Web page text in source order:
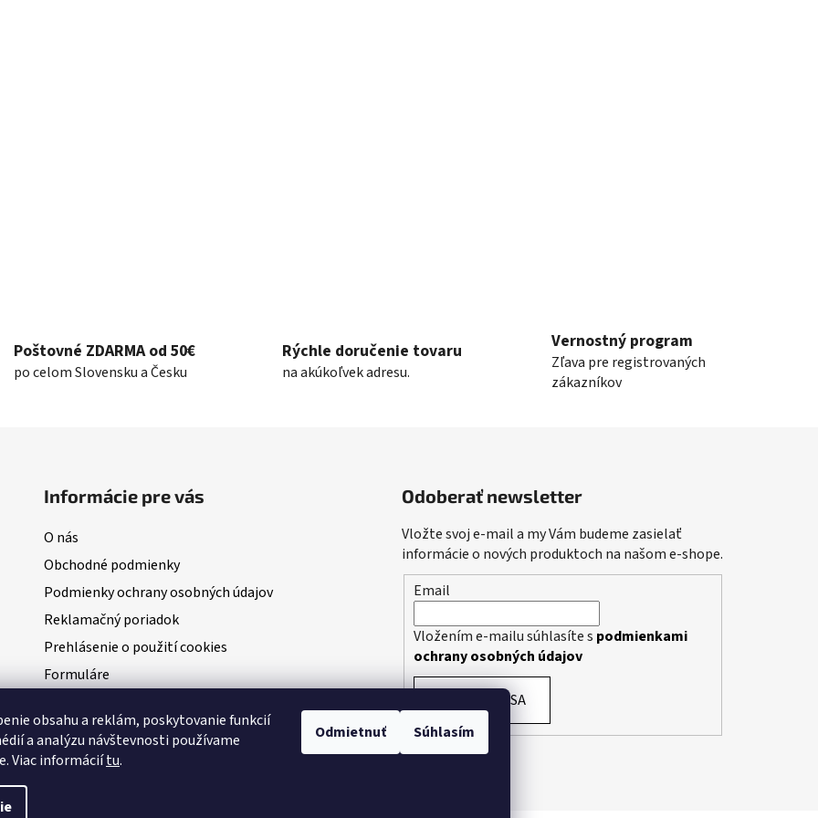
obsahu a reklám, poskytovanie funkcií
a analýzu návštevnosti používame
Viac informáciítu.
Odmietnuť Súhlasím
Poštovné ZDARMA od 50€
po celom Slovensku a Česku
Rýchle doručenie tovaru
na akúkoľvek adresu.
Vernostný program
Zľava pre registrovaných
zákazníkov
Informácie pre vás
O nás
Obchodné podmienky
Podmienky ochrany osobných údajov
Reklamačný poriadok
Prehlásenie o použití cookies
Formuláre
NAŠI PARTNERI - predajcovia Dudi Bait
VEĽKÁ AUGUSTOVÁ SÚŤAŽ O 100kg BOILIES
Odoberať newsletter
Vložte svoj e-mail a my Vám budeme zasielať
informácie o nových produktoch na našom e-shope.
Email
Vložením e-mailu súhlasíte s podmienkami
ochrany osobných údajov
PRIHLÁSIŤ SA